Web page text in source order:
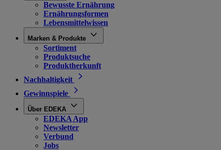
Bewusste Ernährung
Ernährungsformen
Lebensmittelwissen
Marken & Produkte
Sortiment
Produktsuche
Produktherkunft
Nachhaltigkeit
Gewinnspiele
Über EDEKA
EDEKA App
Newsletter
Verbund
Jobs